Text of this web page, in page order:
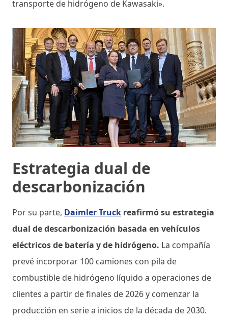
transporte de hidrógeno de Kawasaki».
Estrategia dual de
descarbonización
Por su parte, Daimler Truck reafirmó su estrategia
dual de descarbonización basada en vehículos
eléctricos de batería y de hidrógeno. La compañía
prevé incorporar 100 camiones con pila de
combustible de hidrógeno líquido a operaciones de
clientes a partir de finales de 2026 y comenzar la
producción en serie a inicios de la década de 2030.